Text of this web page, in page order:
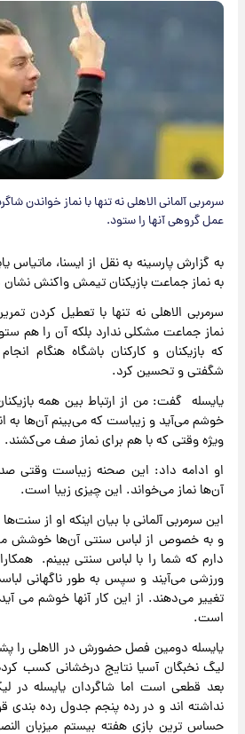
سرمربی آلمانی الاهلی نه تنها با نماز خواندن
عمل گروهی آنها را ستود.
به گزارش پارسینه به نقل از ایسنا، ماتیاس
به نماز جماعت بازیکنان تیمش واکنش نشان
سرمربی الاهلی نه تنها با تعطیل کردن
نماز جماعت مشکلی ندارد بلکه آن را هم
که بازیکنان و کارکنان باشگاه هنگام
شگفتی و تحسین کرد.
یایسله گفت: من از ارتباط بین همه
خوشم می‌آید و زیباست که می‌بینم آن‌ها به
ویژه وقتی که با هم برای نماز صف می‌کشند.
او ادامه داد: این صحنه زیباست وقتی
آن‌ها نماز می‌خواند. این چیزی زیبا است.
این سرمربی آلمانی با بیان اینکه او از
و به خصوص از لباس سنتی آن‌ها خوشش
دارم که شما را با لباس سنتی ببینم.
ورزشی می‌آیند و سپس به طور ناگهانی
تغییر می‌دهند. از این کار آنها خوشم می
است.
یایسله دومین فصل حضورش در الاهلی را
لیگ نخبگان آسیا نتایج درخشانی کسب
بعد قطعی است اما شاگردان یایسله در
نداشته اند و در رده پنجم جدول رده بندی
حساس ترین بازی هفته بیستم میزبان